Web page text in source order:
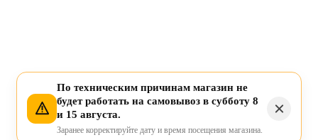
По техническим причинам магазин не
будет работать на самовывоз в субботу 8
и 15 августа.
Заранее корректируйте дату и время посещения магазина.